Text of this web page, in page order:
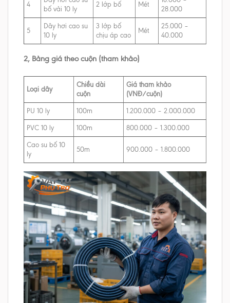
4
bố vải 10 ly
2 lớp bố Mét
28.000
5
Dây hơi cao su
10 ly
3 lớp bố
chịu áp cao
Mét
25.000 –
40.000
2, Bảng giá theo cuộn (tham khảo)
Loại dây
Chiều dài
cuộn
Giá tham khảo
(VNĐ/cuộn)
PU 10 ly
100m
1.200.000 – 2.000.000
PVC 10 ly
100m
800.000 – 1.300.000
Cao su bố 10
ly
50m 900.000 – 1.800.000